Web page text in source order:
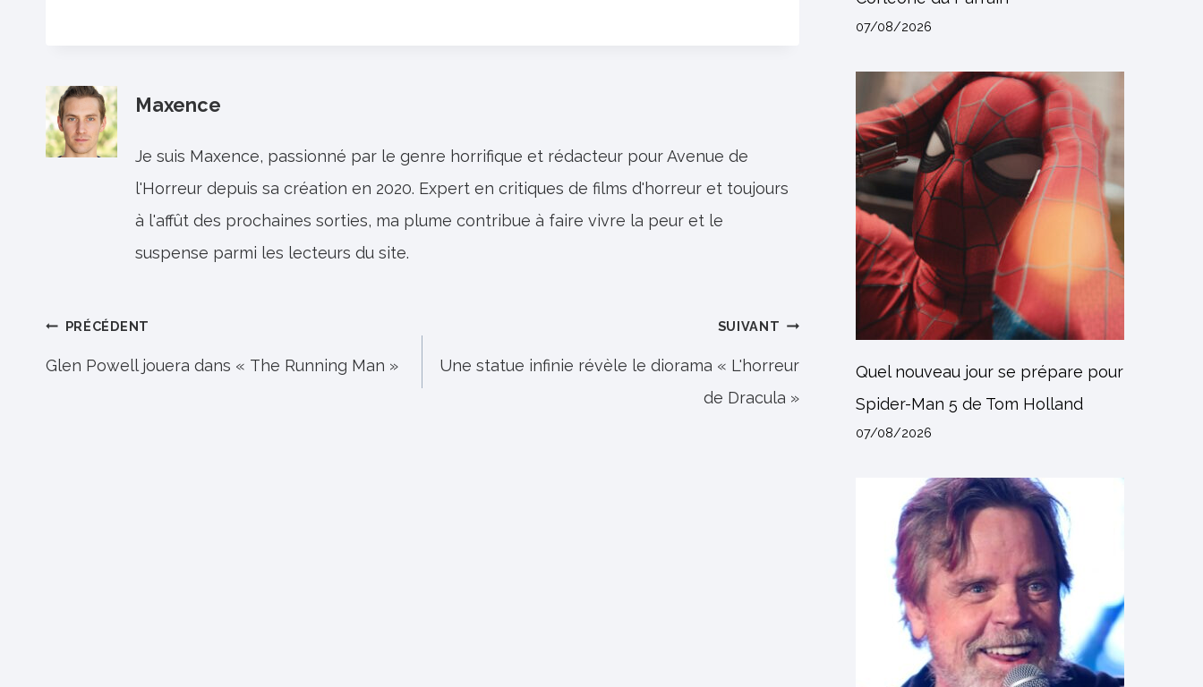
Maxence
Je suis Maxence, passionné par le genre horrifique et rédacteur pour Avenue de
l'Horreur depuis sa création en 2020. Expert en critiques de films d'horreur et toujours
à l'affût des prochaines sorties, ma plume contribue à faire vivre la peur et le
suspense parmi les lecteurs du site.
Navigation
de
PRÉCÉDENT
Glen Powell jouera dans « The Running Man »
SUIVANT
Une statue infinie révèle le diorama « L'horreur
de Dracula »
07/08/2026
Quel nouveau jour se prépare pour
Spider-Man 5 de Tom Holland
07/08/2026